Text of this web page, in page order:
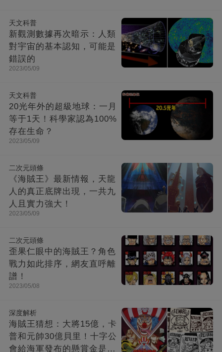
天文科普
新觀測數據再次暗示：人類
對宇宙的基本認知，可能是
錯誤的
2023/05/09
天文科普
20光年外的超級地球：一月
等于1天！科學家認為100%
存在生命？
2023/05/09
二次元頭條
《海賊王》最新情報，天龍
人的真正底牌出現，一共九
人且實力強大！
2023/05/09
二次元頭條
歪果仁眼中的海賊王？角色
戰力如此排序，網友直呼離
譜！
2023/05/08
深度解析
海賊王猜想：大將15億，卡
普和元帥30億貝里！十字公
會給海軍發布的懸賞金是多